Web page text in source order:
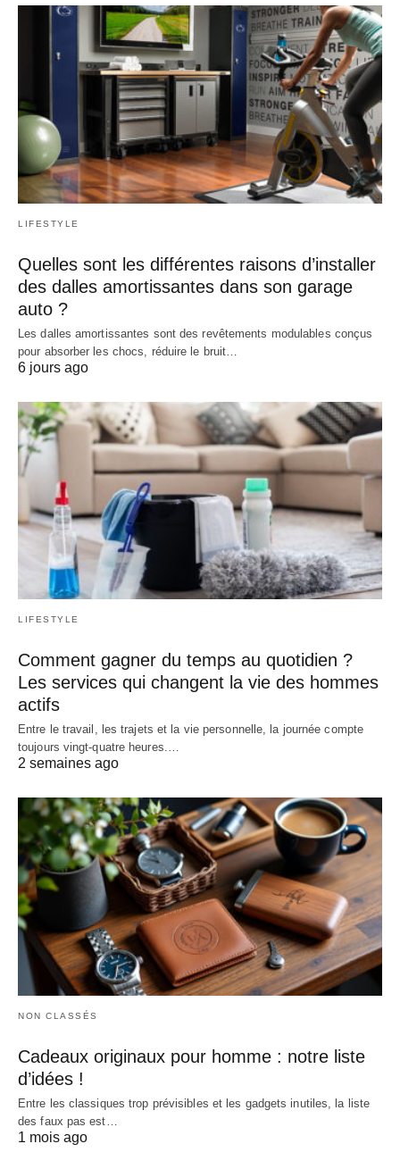
LIFESTYLE
Quelles sont les différentes raisons d’installer
des dalles amortissantes dans son garage
auto ?
Les dalles amortissantes sont des revêtements modulables conçus
pour absorber les chocs, réduire le bruit…
6 jours ago
LIFESTYLE
Comment gagner du temps au quotidien ?
Les services qui changent la vie des hommes
actifs
Entre le travail, les trajets et la vie personnelle, la journée compte
toujours vingt-quatre heures.…
2 semaines ago
NON CLASSÉS
Cadeaux originaux pour homme : notre liste
d’idées !
Entre les classiques trop prévisibles et les gadgets inutiles, la liste
des faux pas est…
1 mois ago